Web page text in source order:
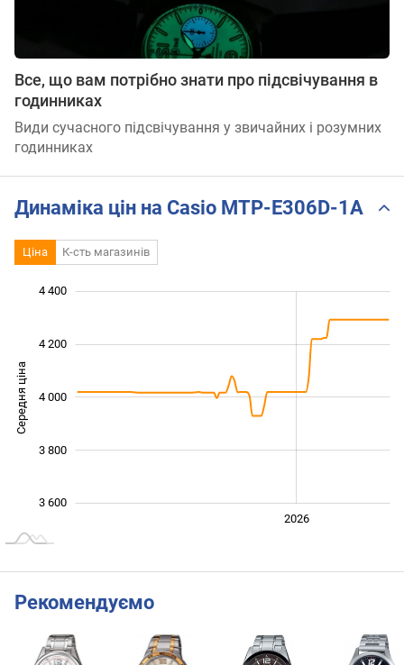
Все, що вам потрібно знати про підсвічування в
годинниках
Види сучасного підсвічування у звичайних і розумних
годинниках
Динаміка цін на Casio MTP-E306D-1A
Ціна К-сть магазинів
Середня ціна 3 700
3 600
3 800
4 000
4 200
4 400
2026
Рекомендуємо